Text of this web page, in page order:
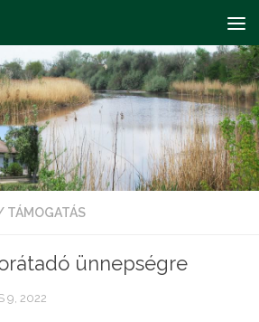
TÁMOGATÁS
ünnepségre
9, 2022